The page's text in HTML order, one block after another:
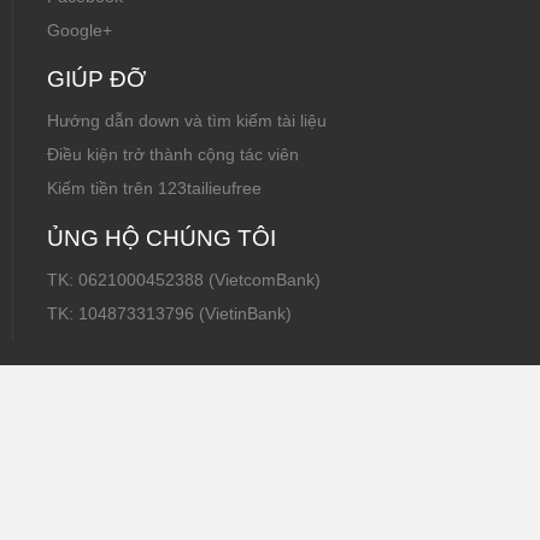
Google+
GIÚP ĐỠ
Hướng dẫn down và tìm kiếm tài liệu
Điều kiện trở thành cộng tác viên
Kiếm tiền trên 123tailieufree
ỦNG HỘ CHÚNG TÔI
TK: 0621000452388 (VietcomBank)
TK: 104873313796 (VietinBank)